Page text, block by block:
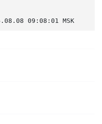
09:08:01 MSK